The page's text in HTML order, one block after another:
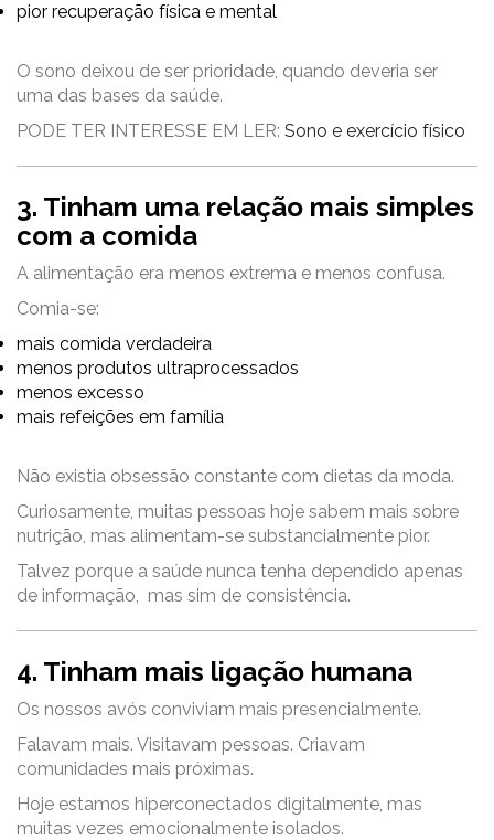
pior recuperação física e mental
O sono deixou de ser prioridade, quando deveria ser
uma das bases da saúde.
PODE TER INTERESSE EM LER: Sono e exercício físico
3. Tinham uma relação mais simples
com a comida
A alimentação era menos extrema e menos confusa.
Comia-se:
mais comida verdadeira
menos produtos ultraprocessados
menos excesso
mais refeições em família
Não existia obsessão constante com dietas da moda.
Curiosamente, muitas pessoas hoje sabem mais sobre
nutrição, mas alimentam-se substancialmente pior.
Talvez porque a saúde nunca tenha dependido apenas
de informação, mas sim de consistência.
4. Tinham mais ligação humana
Os nossos avós conviviam mais presencialmente.
Falavam mais. Visitavam pessoas. Criavam
comunidades mais próximas.
Hoje estamos hiperconectados digitalmente, mas
muitas vezes emocionalmente isolados.